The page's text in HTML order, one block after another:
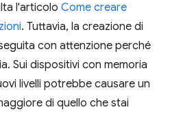
l'articolo Come creare
. Tuttavia, la creazione di
con attenzione perché
Sui dispositivi con memoria
livelli potrebbe causare un
di quello che stai